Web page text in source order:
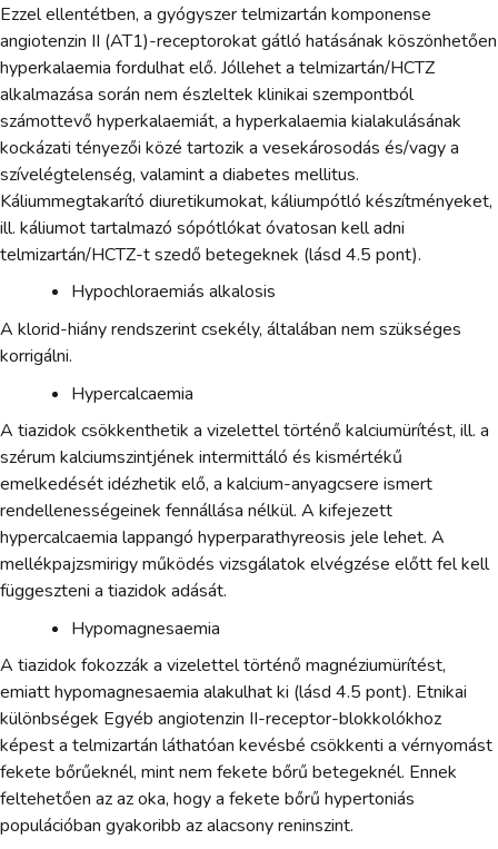
Ezzel ellentétben, a gyógyszer telmizartán komponense
angiotenzin II (AT1)-receptorokat gátló hatásának köszönhetően
hyperkalaemia fordulhat elő. Jóllehet a telmizartán/HCTZ
alkalmazása során nem észleltek klinikai szempontból
számottevő hyperkalaemiát, a hyperkalaemia kialakulásának
kockázati tényezői közé tartozik a vesekárosodás és/vagy a
szívelégtelenség, valamint a diabetes mellitus.
Káliummegtakarító diuretikumokat, káliumpótló készítményeket,
ill. káliumot tartalmazó sópótlókat óvatosan kell adni
telmizartán/HCTZ-t szedő betegeknek (lásd 4.5 pont).
Hypochloraemiás alkalosis
A klorid-hiány rendszerint csekély, általában nem szükséges
korrigálni.
Hypercalcaemia
A tiazidok csökkenthetik a vizelettel történő kalciumürítést, ill. a
szérum kalciumszintjének intermittáló és kismértékű
emelkedését idézhetik elő, a kalcium-anyagcsere ismert
rendellenességeinek fennállása nélkül. A kifejezett
hypercalcaemia lappangó hyperparathyreosis jele lehet. A
mellékpajzsmirigy működés vizsgálatok elvégzése előtt fel kell
függeszteni a tiazidok adását.
Hypomagnesaemia
A tiazidok fokozzák a vizelettel történő magnéziumürítést,
emiatt hypomagnesaemia alakulhat ki (lásd 4.5 pont). Etnikai
különbségek Egyéb angiotenzin II-receptor-blokkolókhoz
képest a telmizartán láthatóan kevésbé csökkenti a vérnyomást
fekete bőrűeknél, mint nem fekete bőrű betegeknél. Ennek
feltehetően az az oka, hogy a fekete bőrű hypertoniás
populációban gyakoribb az alacsony reninszint.